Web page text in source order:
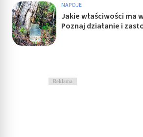
NAPOJE
Jakie właściwości ma
Poznaj działanie i
Reklama